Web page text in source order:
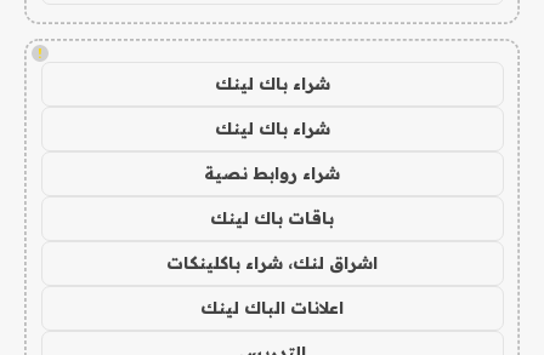
!
شراء باك لينك
شراء باك لينك
شراء روابط نصية
باقات باك لينك
اشراق لنك، شراء باكلينكات
اعلانات الباك لينك